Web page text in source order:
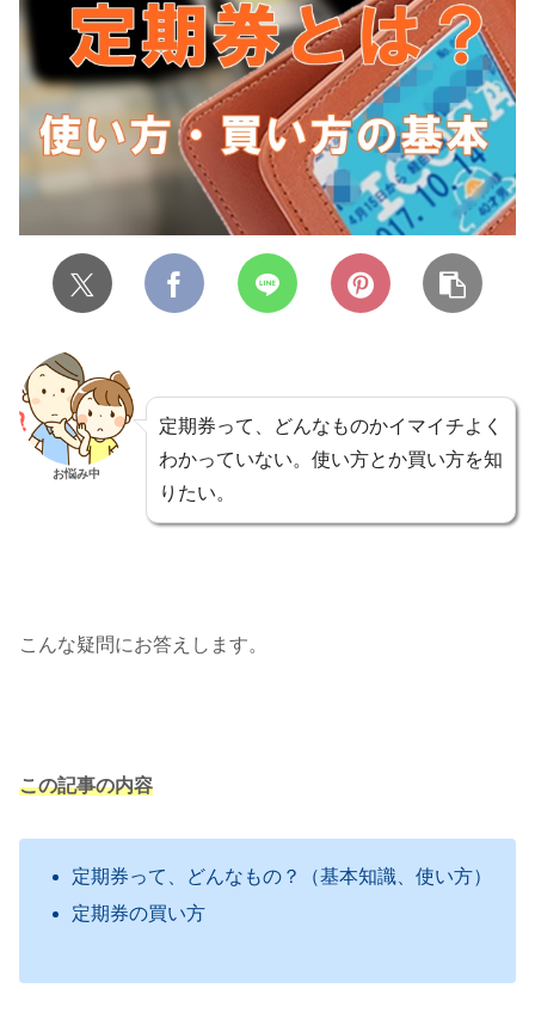
お悩み中
定期券って、どんなものかイマイチよく
わかっていない。使い方とか買い方を知
りたい。
こんな疑問にお答えします。
この記事の内容
定期券って、どんなもの？（基本知識、使い方）
定期券の買い方